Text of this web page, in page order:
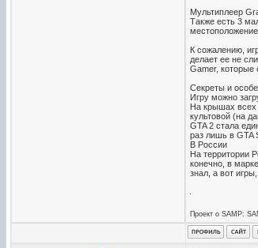
Мультиплеер
Также есть 3
К сожалению,
делает ее не
Gamer,
Секреты и
Игру можно
На крышах всех
культовой (на
GTA 2 стала
раз лишь в GTA
В России
На территории
конечно, в
знал, а вот
Проект о SAMP: